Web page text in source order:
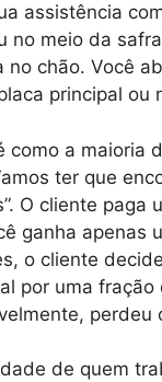
assistência
no meio da
no chão. Você
principal ou
como a maioria
ter que
O cliente
ganha apenas
o cliente
por uma
perdeu
de quem